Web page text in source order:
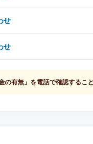
せ
せ
有無」を電話で確認するこ